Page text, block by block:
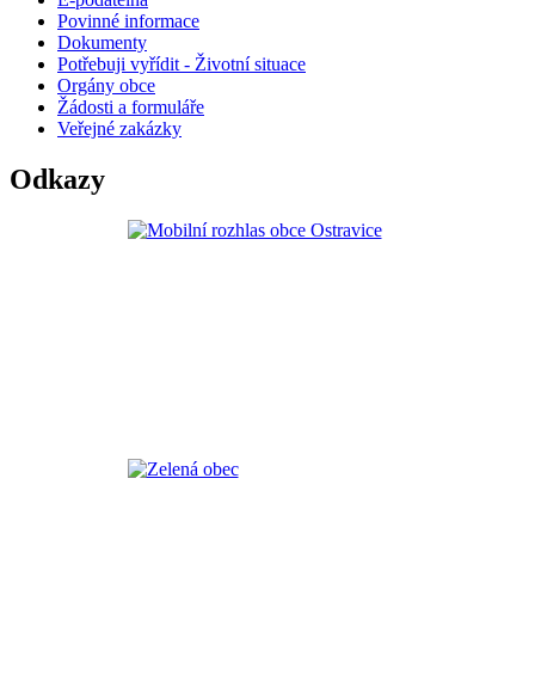
Povinné informace
Dokumenty
Potřebuji vyřídit - Životní situace
Orgány obce
Žádosti a formuláře
Veřejné zakázky
Odkazy